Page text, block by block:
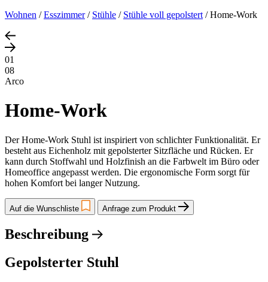
Wohnen /Esszimmer/ Stühle / Stühle voll gepolstert /Home-Work
01
08
Arco
Home-Work
Der Home-Work Stuhl ist inspiriert von schlichter Funktionalität. Er
besteht aus Eichenholz mit gepolsterter Sitzfläche und Rücken. Er
kann durch Stoffwahl und Holzfinish an die Farbwelt im Büro oder
Homeoffice angepasst werden. Die ergonomische Form sorgt für
hohen Komfort bei langer Nutzung.
Auf die Wunschliste Anfrage zum Produkt
Beschreibung
Gepolsterter Stuhl